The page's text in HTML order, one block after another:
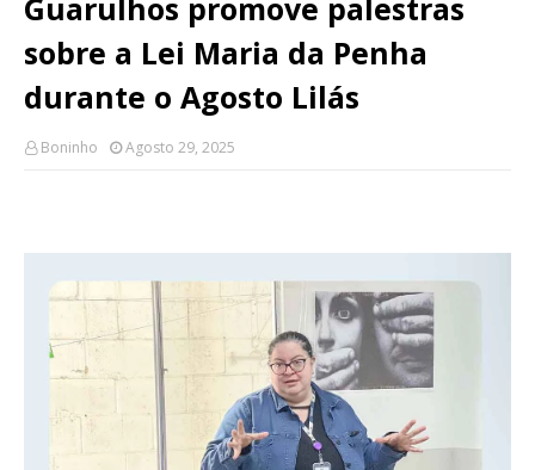
Guarulhos promove palestras
sobre a Lei Maria da Penha
durante o Agosto Lilás
Boninho Agosto 29, 2025